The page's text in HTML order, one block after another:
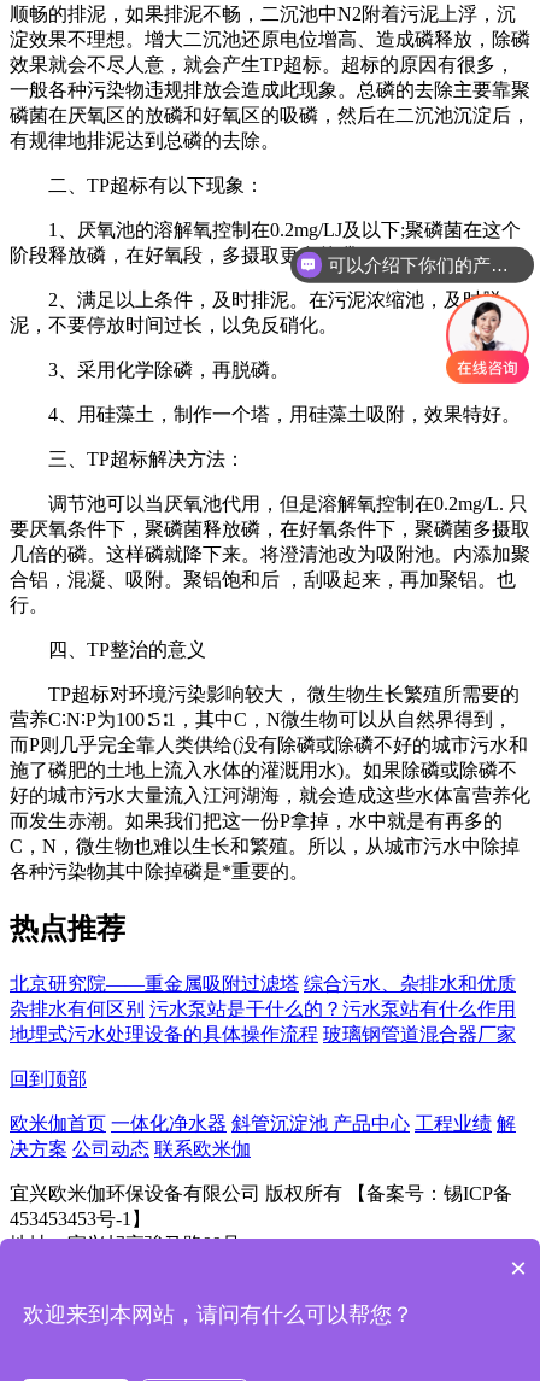
顺畅的排泥，如果排泥不畅，二沉池中N2附着污泥上浮，沉
淀效果不理想。增大二沉池还原电位增高、造成磷释放，除磷
效果就会不尽人意，就会产生TP超标。超标的原因有很多，
一般各种污染物违规排放会造成此现象。总磷的去除主要靠聚
磷菌在厌氧区的放磷和好氧区的吸磷，然后在二沉池沉淀后，
有规律地排泥达到总磷的去除。
二、TP超标有以下现象：
1、厌氧池的溶解氧控制在0.2mg/LJ及以下;聚磷菌在这个
阶段释放磷，在好氧段，多摄取更多的磷。
2、满足以上条件，及时排泥。在污泥浓缩池，及时脱
泥，不要停放时间过长，以免反硝化。
3、采用化学除磷，再脱磷。
4、用硅藻土，制作一个塔，用硅藻土吸附，效果特好。
三、TP超标解决方法：
调节池可以当厌氧池代用，但是溶解氧控制在0.2mg/L. 只
要厌氧条件下，聚磷菌释放磷，在好氧条件下，聚磷菌多摄取
几倍的磷。这样磷就降下来。将澄清池改为吸附池。内添加聚
合铝，混凝、吸附。聚铝饱和后 ，刮吸起来，再加聚铝。也
行。
四、TP整治的意义
TP超标对环境污染影响较大， 微生物生长繁殖所需要的
营养C∶N∶P为100∶5∶1，其中C，N微生物可以从自然界得到，
而P则几乎完全靠人类供给(没有除磷或除磷不好的城市污水和
施了磷肥的土地上流入水体的灌溉用水)。如果除磷或除磷不
好的城市污水大量流入江河湖海，就会造成这些水体富营养化
而发生赤潮。如果我们把这一份P拿掉，水中就是有再多的
C，N，微生物也难以生长和繁殖。所以，从城市污水中除掉
各种污染物其中除掉磷是*重要的。
热点推荐
北京研究院——重金属吸附过滤塔 综合污水、杂排水和优质
杂排水有何区别 污水泵站是干什么的？污水泵站有什么作用
地埋式污水处理设备的具体操作流程 玻璃钢管道混合器厂家
回到顶部
欧米伽首页 一体化净水器 斜管沉淀池 产品中心 工程业绩 解
决方案 公司动态 联系欧米伽
宜兴欧米伽环保设备有限公司 版权所有 【备案号：锡ICP备
453453453号-1】
地址：宜兴屺亭骏马路99号
可以介绍下你们的产品么
×
欢迎来到本网站，请问有什么可以帮您？